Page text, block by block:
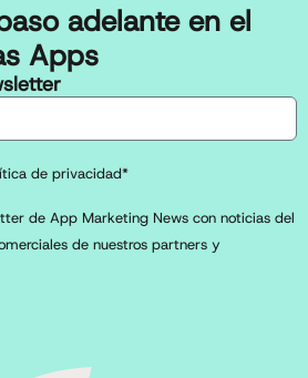
adelante en el
Apps
de privacidad*
de App Marketing News con noticias del
de nuestros partners y